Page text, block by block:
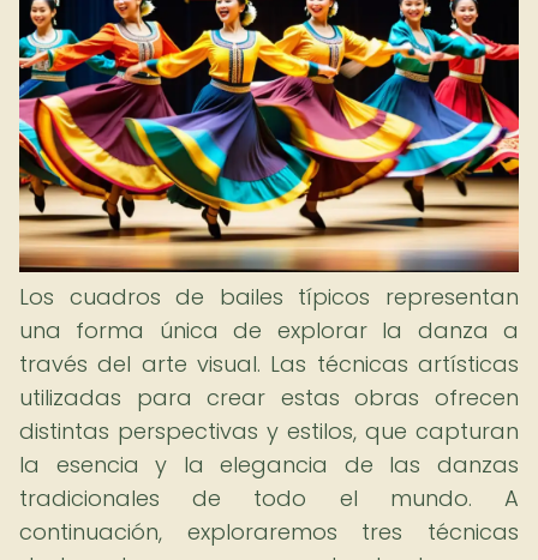
Los cuadros de bailes típicos representan
una forma única de explorar la danza a
través del arte visual. Las técnicas artísticas
utilizadas para crear estas obras ofrecen
distintas perspectivas y estilos, que capturan
la esencia y la elegancia de las danzas
tradicionales de todo el mundo. A
continuación, exploraremos tres técnicas